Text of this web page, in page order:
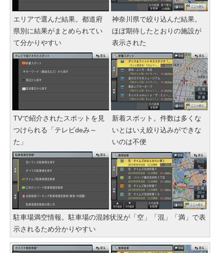
エリアで選んだ結果。都道府
県別に結果がまとめられてい
て分かりやすい
神奈川県で絞り込んだ結果。
ほぼ期待したとおりの施設が
表示された
TVで紹介されたスポットを見
つけられる「テレビdeみ～
た」
新着スポット。件数は多くな
いとはいえ絞り込みができな
いのは不便
駐車場満空情報。駐車場の混雑状況が「空」「混」「満」で表
示されるため分かりやすい